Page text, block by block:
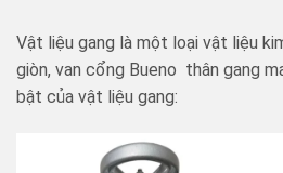
Vật liệu gang là một loại vật liệu
giòn, van cổng Bueno thân gang
bật của vật liệu gang: